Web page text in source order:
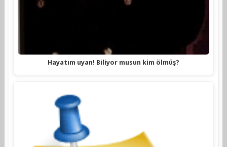
Hayatım uyan! Biliyor musun kim ölmüş?